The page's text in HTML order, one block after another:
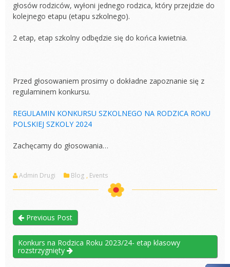
głosów rodziców, wyłoni jednego rodzica, który przejdzie do
kolejnego etapu (etapu szkolnego).
2 etap, etap szkolny odbędzie się do końca kwietnia.
Przed głosowaniem prosimy o dokładne zapoznanie się z
regulaminem konkursu.
REGULAMIN KONKURSU SZKOLNEGO NA RODZICA ROKU
POLSKIEJ SZKOLY 2024
Zachęcamy do głosowania…
Admin Drugi Blog , Events
Previous Post
Konkurs na Rodzica Roku 2023/24- etap klasowy
rozstrzygnięty